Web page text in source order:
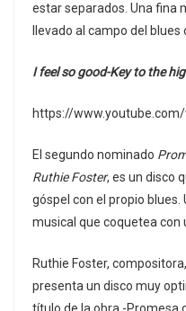
estar separados. Una fina
llevado al campo del
I feel so good-Key to the
https://www.youtube.com/
El segundo nominado
Ruthie Foster, es un disco
góspel con el propio blues.
musical que coquetea con
Ruthie Foster,
presenta un disco muy